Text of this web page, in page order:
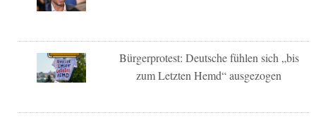
Bürgerprotest: Deutsche fühlen sich „bis
zum Letzten Hemd“ ausgezogen